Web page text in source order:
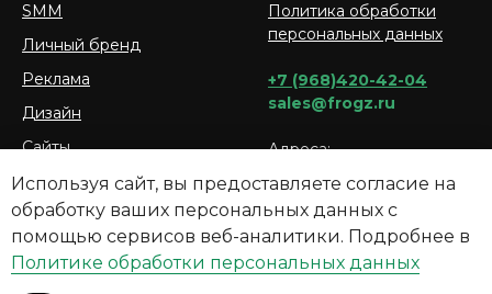
SMM
Личный бренд
Реклама
Дизайн
Сайты
Политика обработки
персональных данных
+7 (968)420-42-04
sales@frogz.ru
Адреса:
Садовая ул., 5, корп. 1
г. Саранск, ул. Псковская
2А, кабинет 204
Используя сайт, вы предоставляете согласие на
обработку ваших персональных данных с
помощью сервисов веб-аналитики. Подробнее в
Политике обработки персональных данных